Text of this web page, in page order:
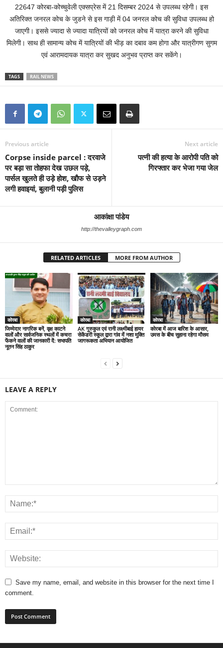
22647 कोरबा-कोच्चुवेली एक्सप्रेस में 21 दिसम्बर 2024 से उपलब्ध रहेगी। इस
अतिरिक्त जनरल कोच के जुडने से इस गाड़ी में 04 जनरल कोच की सुविधा उपलब्ध हो
जाएगी। इससे ज्यादा से ज्यादा यात्रियों को जनरल कोच में यात्रा करने की सुविधा
मिलेगी। साथ ही सामान्य कोच में यात्रियों की भीड़ का दबाव कम होगा और यात्रीगण सुगम
एवं आरामदायक यात्रा कर सुखद अनुभव प्राप्त कर सकेंगे।
TAGS RAIL NEWS
Previous article
Corpse inside parcel : दरवाजे
पर बड़ा सा तोहफा देख उछल पड़े,
पार्सल खुलते ही उड़े होश, खौफ से उड़ने
लगी हवाइयां, बुलानी पड़ी पुलिस
Next article
पत्नी की हत्या के आरोपी पति को
गिरफ्तार कर भेजा गया जेल
आकांक्षा पांडेय
http://thevalleygraph.com
RELATED ARTICLES MORE FROM AUTHOR
कोरबा
जिम्मेदार नागरिक बनें, वृक्ष काटने
वालों और सार्वजनिक स्थलों में कचरा
फेंकने वालों की जानकारी दें: सभापति
नूतन सिंह ठाकुर
कोरबा
AK गुरुकुल एवं रानी लक्ष्मीबाई हायर
सेकेंडरी स्कूल द्वारा गांव में नशा मुक्ति
जागरूकता अभियान आयोजित
कोरबा
कोरबा में आज बारिश के आसार,
उमस के बीच सुहाना रहेगा मौसम
LEAVE A REPLY
Save my name, email, and website in this browser for the next time I
comment.